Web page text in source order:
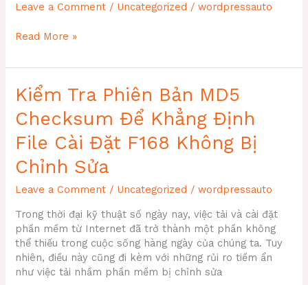
Mật
|
Bản
Leave a Comment / Uncategorized /wordpressauto
Trang
MB66
Hỗ
24/7
Được
Ưa
Tại
Việt
Nam
Read More »
Kiểm Tra Phiên Bản MD5
Checksum Để Khẳng Định
File Cài Đặt F168 Không Bị
Chỉnh Sửa
Leave a Comment / Uncategorized /wordpressauto
Trong thời đại kỹ thuật số ngày nay, việc tải và cài đặt
phần mềm từ Internet đã trở thành một phần không
thể thiếu trong cuộc sống hàng ngày của chúng ta. Tuy
nhiên, điều này cũng đi kèm với những rủi ro tiềm ẩn
như việc tải nhầm phần mềm bị chỉnh sửa